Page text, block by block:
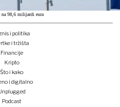
na 98,6 milijardi eura
i politika
i tržišta
Financije
Kripto
Što i kako
i digitalno
Podcast